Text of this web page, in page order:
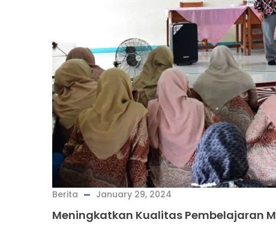
Berita January 29, 2024
Meningkatkan Kualitas Pembelajaran